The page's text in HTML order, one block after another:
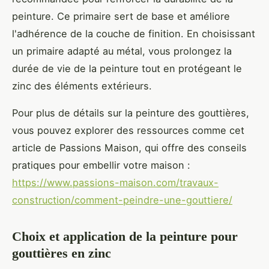
peinture. Ce primaire sert de base et améliore
l'adhérence de la couche de finition. En choisissant
un primaire adapté au métal, vous prolongez la
durée de vie de la peinture tout en protégeant le
zinc des éléments extérieurs.
Pour plus de détails sur la peinture des gouttières,
vous pouvez explorer des ressources comme cet
article de Passions Maison, qui offre des conseils
pratiques pour embellir votre maison :
https://www.passions-maison.com/travaux-
construction/comment-peindre-une-gouttiere/
Choix et application de la peinture pour
gouttières en zinc